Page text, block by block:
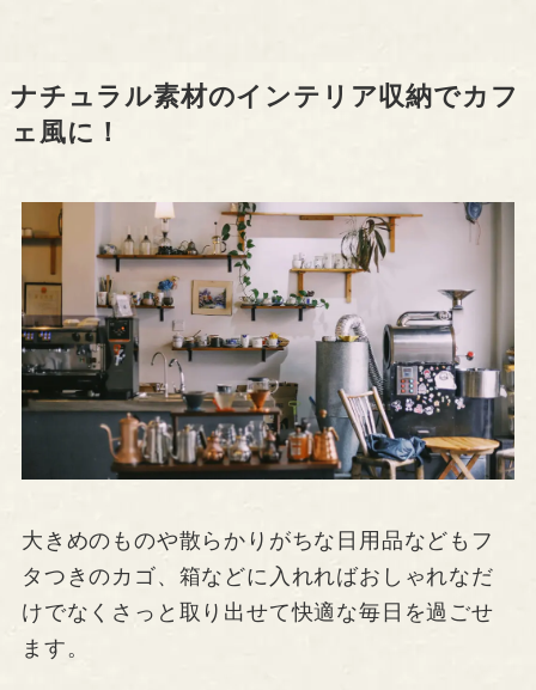
ナチュラル素材のインテリア収納でカフ
ェ風に！
大きめのものや散らかりがちな日用品などもフ
タつきのカゴ、箱などに入れればおしゃれなだ
けでなくさっと取り出せて快適な毎日を過ごせ
ます。